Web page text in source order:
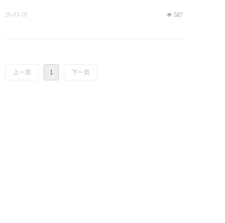
넶 587
26-03-18
上一页 1 下一页